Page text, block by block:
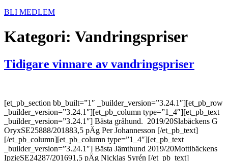
BLI MEDLEM
Kategori: Vandringspriser
Tidigare vinnare av vandringspriser
[et_pb_section bb_built=”1″ _builder_version=”3.24.1″][et_pb_row
_builder_version=”3.24.1″][et_pb_column type=”1_4″][et_pb_text
_builder_version=”3.24.1″] Bästa gråhund. 2019/20Slabäckens G
OryxSE25888/201883,5 pÄg Per Johannesson [/et_pb_text]
[/et_pb_column][et_pb_column type=”1_4″][et_pb_text
_builder_version=”3.24.1″] Bästa Jämthund 2019/20Mottibäckens
IpzieSE24287/201691,5 pÄg Nicklas Syrén [/et_pb_text]